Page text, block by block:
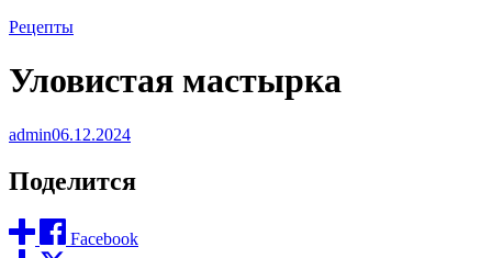
Рецепты
Уловистая мастырка
admin06.12.2024
Поделится
Facebook